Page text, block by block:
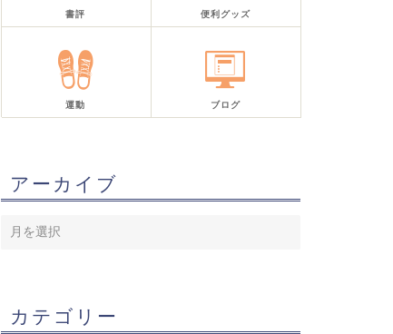
書評 便利グッズ
運動 ブログ
アーカイブ
カテゴリー